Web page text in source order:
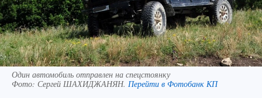
Один автомобиль отправлен на спецстоянку
Фото: Сергей ШАХИДЖАНЯН. Перейти в Фотобанк КП